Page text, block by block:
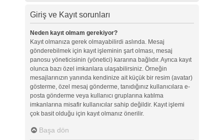
Giriş ve Kayıt sorunları
Neden kayıt olmam gerekiyor?
Kayıt olmanıza gerek olmayabilirdi aslında. Mesaj
gönderebilmek için kayıt işleminin şart olması, mesaj
panosu yöneticisinin (yönetici) kararına bağlıdır. Ayrıca kayıt
olunca bazı özel imkanlara ulaşabilirsiniz. Örneğin
mesajlarınızın yanında kendinize ait küçük bir resim (avatar)
gösterme, özel mesaj gönderme, tanıdığınız kullanıcılara e-
posta gönderme veya kullanıcı gruplarına katılma
imkanlarına misafir kullanıcılar sahip değildir. Kayıt işlemi
çok basit olduğu için kayıt olmanız önerilir.
Başa dön